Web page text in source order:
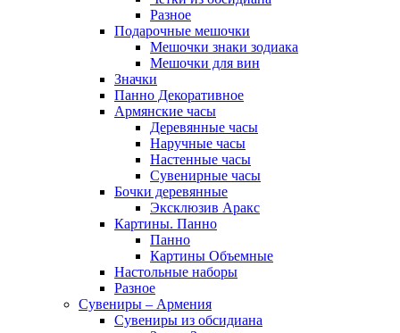
Разное
Подарочные мешочки
Мешочки знаки зодиака
Мешочки для вин
Значки
Панно Декоративное
Армянские часы
Деревянные часы
Наручные часы
Настенные часы
Сувенирные часы
Бочки деревянные
Эксклюзив Аракс
Картины. Панно
Панно
Картины Объемные
Настольные наборы
Разное
Сувениры – Армения
Сувениры из обсидиана